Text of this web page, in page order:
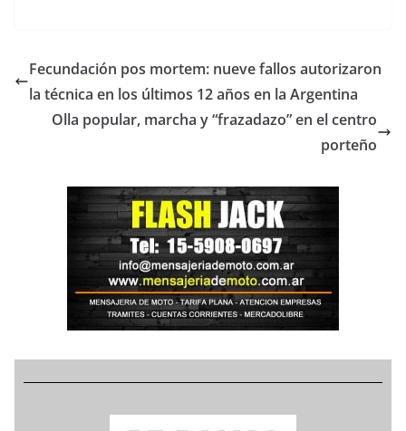
Fecundación pos mortem: nueve fallos autorizaron
la técnica en los últimos 12 años en la Argentina
Olla popular, marcha y “frazadazo” en el centro
porteño